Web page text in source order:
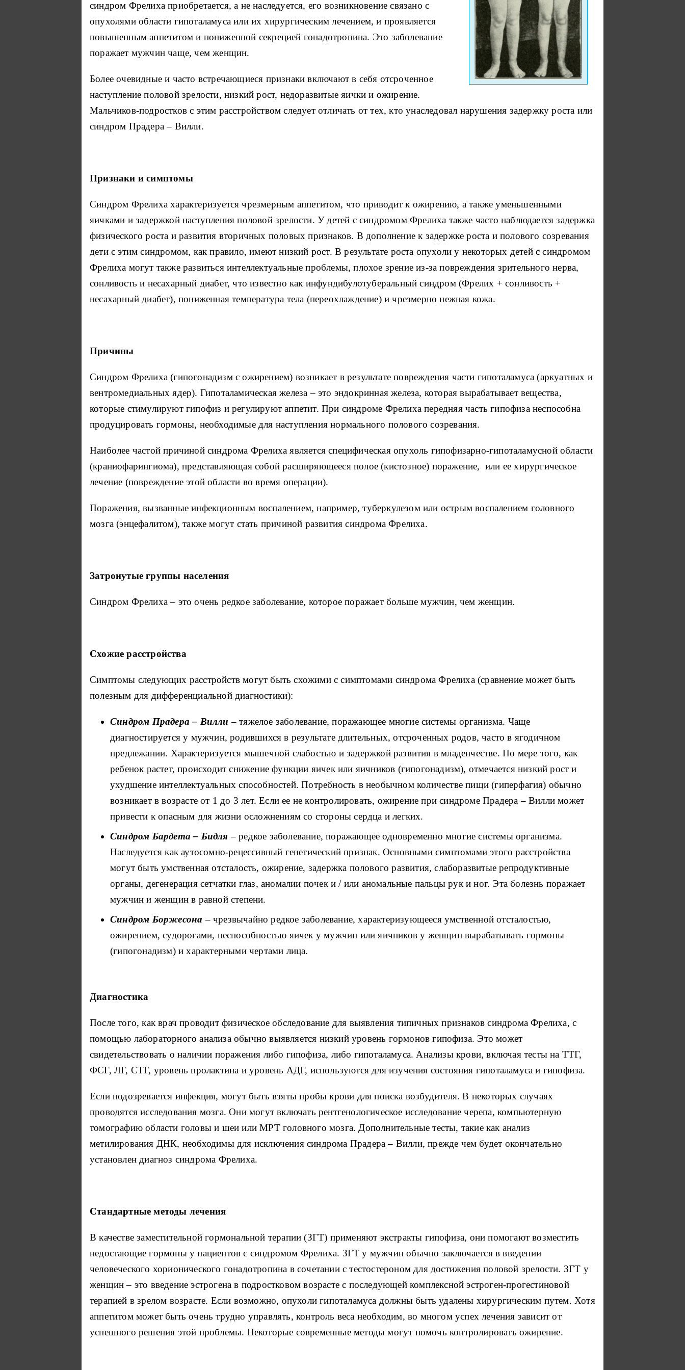
синдром Фрелиха приобретается, а не наследуется, его возникновение связано с
опухолями области гипоталамуса или их хирургическим лечением, и проявляется
повышенным аппетитом и пониженной секрецией гонадотропина. Это заболевание
поражает мужчин чаще, чем женщин.
Более очевидные и часто встречающиеся признаки включают в себя отсроченное
наступление половой зрелости, низкий рост, недоразвитые яички и ожирение.
Мальчиков-подростков с этим расстройством следует отличать от тех, кто унаследовал нарушения задержку роста или
синдром Прадера – Вилли.
Признаки и симптомы
Синдром Фрелиха характеризуется чрезмерным аппетитом, что приводит к ожирению, а также уменьшенными
яичками и задержкой наступления половой зрелости. У детей с синдромом Фрелиха также часто наблюдается задержка
физического роста и развития вторичных половых признаков. В дополнение к задержке роста и полового созревания
дети с этим синдромом, как правило, имеют низкий рост. В результате роста опухоли у некоторых детей с синдромом
Фрелиха могут также развиться интеллектуальные проблемы, плохое зрение из-за повреждения зрительного нерва,
сонливость и несахарный диабет, что известно как инфундибулотуберальный синдром (Фрелих + сонливость +
несахарный диабет), пониженная температура тела (переохлаждение) и чрезмерно нежная кожа.
Причины
Синдром Фрелиха (гипогонадизм с ожирением) возникает в результате повреждения части гипоталамуса (аркуатных и
вентромедиальных ядер). Гипоталамическая железа – это эндокринная железа, которая вырабатывает вещества,
которые стимулируют гипофиз и регулируют аппетит. При синдроме Фрелиха передняя часть гипофиза неспособна
продуцировать гормоны, необходимые для наступления нормального полового созревания.
Наиболее частой причиной синдрома Фрелиха является специфическая опухоль гипофизарно-гипоталамусной области
(краниофарингиома), представляющая собой расширяющееся полое (кистозное) поражение, или ее хирургическое
лечение (повреждение этой области во время операции).
Поражения, вызванные инфекционным воспалением, например, туберкулезом или острым воспалением головного
мозга (энцефалитом), также могут стать причиной развития синдрома Фрелиха.
Затронутые группы населения
Синдром Фрелиха – это очень редкое заболевание, которое поражает больше мужчин, чем женщин.
Схожие расстройства
Симптомы следующих расстройств могут быть схожими с симптомами синдрома Фрелиха (сравнение может быть
полезным для дифференциальной диагностики):
Синдром Прадера – Вилли – тяжелое заболевание, поражающее многие системы организма. Чаще
диагностируется у мужчин, родившихся в результате длительных, отсроченных родов, часто в ягодичном
предлежании. Характеризуется мышечной слабостью и задержкой развития в младенчестве. По мере того, как
ребенок растет, происходит снижение функции яичек или яичников (гипогонадизм), отмечается низкий рост и
ухудшение интеллектуальных способностей. Потребность в необычном количестве пищи (гиперфагия) обычно
возникает в возрасте от 1 до 3 лет. Если ее не контролировать, ожирение при синдроме Прадера – Вилли может
привести к опасным для жизни осложнениям со стороны сердца и легких.
Синдром Бардета – Бидля – редкое заболевание, поражающее одновременно многие системы организма.
Наследуется как аутосомно-рецессивный генетический признак. Основными симптомами этого расстройства
могут быть умственная отсталость, ожирение, задержка полового развития, слаборазвитые репродуктивные
органы, дегенерация сетчатки глаз, аномалии почек и / или аномальные пальцы рук и ног. Эта болезнь поражает
мужчин и женщин в равной степени.
Синдром Боржесона – чрезвычайно редкое заболевание, характеризующееся умственной отсталостью,
ожирением, судорогами, неспособностью яичек у мужчин или яичников у женщин вырабатывать гормоны
(гипогонадизм) и характерными чертами лица.
Диагностика
После того, как врач проводит физическое обследование для выявления типичных признаков синдрома Фрелиха, с
помощью лабораторного анализа обычно выявляется низкий уровень гормонов гипофиза. Это может
свидетельствовать о наличии поражения либо гипофиза, либо гипоталамуса. Анализы крови, включая тесты на ТТГ,
ФСГ, ЛГ, СТГ, уровень пролактина и уровень АДГ, используются для изучения состояния гипоталамуса и гипофиза.
Если подозревается инфекция, могут быть взяты пробы крови для поиска возбудителя. В некоторых случаях
проводятся исследования мозга. Они могут включать рентгенологическое исследование черепа, компьютерную
томографию области головы и шеи или МРТ головного мозга. Дополнительные тесты, такие как анализ
метилирования ДНК, необходимы для исключения синдрома Прадера – Вилли, прежде чем будет окончательно
установлен диагноз синдрома Фрелиха.
Стандартные методы лечения
В качестве заместительной гормональной терапии (ЗГТ) применяют экстракты гипофиза, они помогают возместить
недостающие гормоны у пациентов с синдромом Фрелиха. ЗГТ у мужчин обычно заключается в введении
человеческого хорионического гонадотропина в сочетании с тестостероном для достижения половой зрелости. ЗГТ у
женщин – это введение эстрогена в подростковом возрасте с последующей комплексной эстроген-прогестиновой
терапией в зрелом возрасте. Если возможно, опухоли гипоталамуса должны быть удалены хирургическим путем. Хотя
аппетитом может быть очень трудно управлять, контроль веса необходим, во многом успех лечения зависит от
успешного решения этой проблемы. Некоторые современные методы могут помочь контролировать ожирение.